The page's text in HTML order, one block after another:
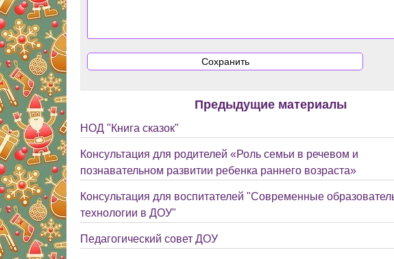
Предыдущие материалы
НОД "Книга сказок"
Консультация для родителей «Роль семьи в речевом и
познавательном развитии ребенка раннего возраста»
Консультация для воспитателей "Современные
технологии в ДОУ"
Педагогический совет ДОУ